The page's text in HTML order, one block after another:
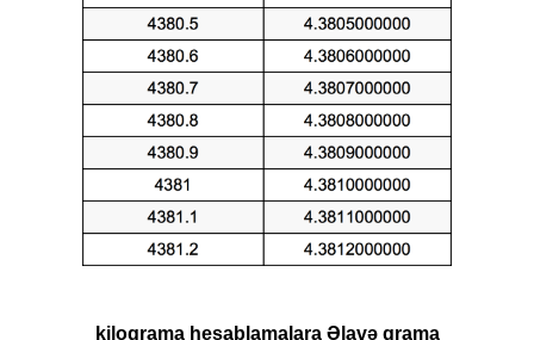
kiloqrama hesablamalara Əlavə qrama